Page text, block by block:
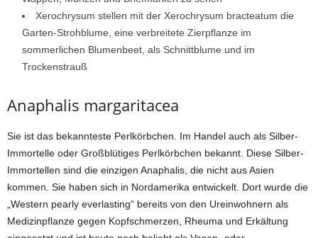
Xerochrysum stellen mit der Xerochrysum bracteatum die
Garten-Strohblume, eine verbreitete Zierpflanze im
sommerlichen Blumenbeet, als Schnittblume und im
Trockenstrauß
Anaphalis margaritacea
Sie ist das bekannteste Perlkörbchen. Im Handel auch als Silber-
Immortelle oder Großblütiges Perlkörbchen bekannt. Diese Silber-
Immortellen sind die einzigen Anaphalis, die nicht aus Asien
kommen. Sie haben sich in Nordamerika entwickelt. Dort wurde die
„Western pearly everlasting“ bereits von den Ureinwohnern als
Medizinpflanze gegen Kopfschmerzen, Rheuma und Erkältung